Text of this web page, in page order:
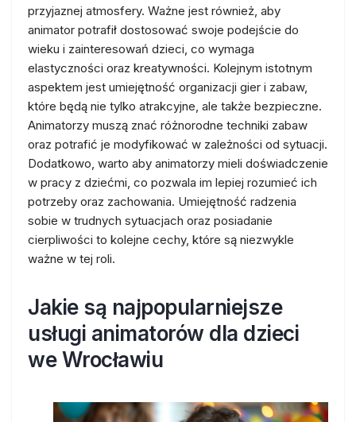
przyjaznej atmosfery. Ważne jest również, aby
animator potrafił dostosować swoje podejście do
wieku i zainteresowań dzieci, co wymaga
elastyczności oraz kreatywności. Kolejnym istotnym
aspektem jest umiejętność organizacji gier i zabaw,
które będą nie tylko atrakcyjne, ale także bezpieczne.
Animatorzy muszą znać różnorodne techniki zabaw
oraz potrafić je modyfikować w zależności od sytuacji.
Dodatkowo, warto aby animatorzy mieli doświadczenie
w pracy z dziećmi, co pozwala im lepiej rozumieć ich
potrzeby oraz zachowania. Umiejętność radzenia
sobie w trudnych sytuacjach oraz posiadanie
cierpliwości to kolejne cechy, które są niezwykle
ważne w tej roli.
Jakie są najpopularniejsze
usługi animatorów dla dzieci
we Wrocławiu